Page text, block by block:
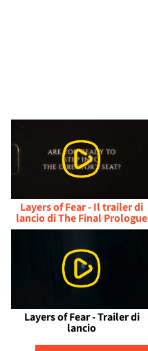
Layers of Fear - Il trailer di
lancio di The Final Prologue
Layers of Fear - Trailer di
lancio